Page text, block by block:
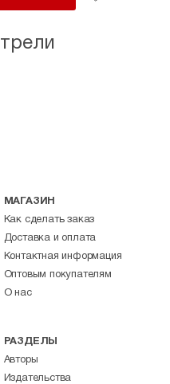
МАГАЗИН
Как сделать заказ
Доставка и оплата
Контактная информация
Оптовым покупателям
О нас
РАЗДЕЛЫ
Авторы
Издательства